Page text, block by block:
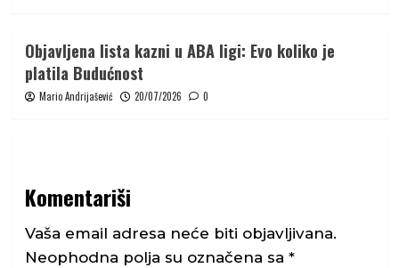
Objavljena lista kazni u ABA ligi: Evo koliko je
platila Budućnost
Mario Andrijašević 20/07/2026 0
Komentariši
Vaša email adresa neće biti objavljivana.
Neophodna polja su označena sa *